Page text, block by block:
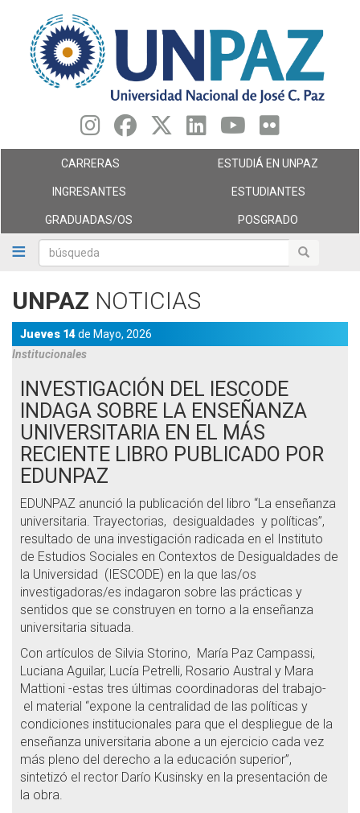
contenido
principal
búsqueda búsqueda
CARRERAS ESTUDIÁ EN UNPAZ
INGRESANTES ESTUDIANTES
GRADUADAS/OS POSGRADO
UNPAZ NOTICIAS
Jueves 14de Mayo, 2026
Institucionales
INVESTIGACIÓN DEL IESCODE
INDAGA SOBRE LA ENSEÑANZA
UNIVERSITARIA EN EL MÁS
RECIENTE LIBRO PUBLICADO POR
EDUNPAZ
EDUNPAZ anunció la publicación del libro “La enseñanza
universitaria. Trayectorias, desigualdades y políticas”,
resultado de una investigación radicada en el Instituto
de Estudios Sociales en Contextos de Desigualdades de
la Universidad (IESCODE) en la que las/os
investigadoras/es indagaron sobre las prácticas y
sentidos que se construyen en torno a la enseñanza
universitaria situada.
Con artículos de Silvia Storino, María Paz Campassi,
Luciana Aguilar, Lucía Petrelli, Rosario Austral y Mara
Mattioni -estas tres últimas coordinadoras del trabajo-
el material “expone la centralidad de las políticas y
condiciones institucionales para que el despliegue de la
enseñanza universitaria abone a un ejercicio cada vez
más pleno del derecho a la educación superior”,
sintetizó el rector Darío Kusinsky en la presentación de
la obra.